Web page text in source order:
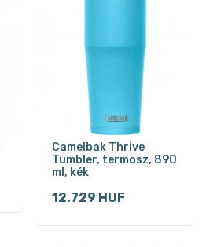
Camelbak Thrive
Tumbler, termosz, 890
ml, kék
12.729 HUF